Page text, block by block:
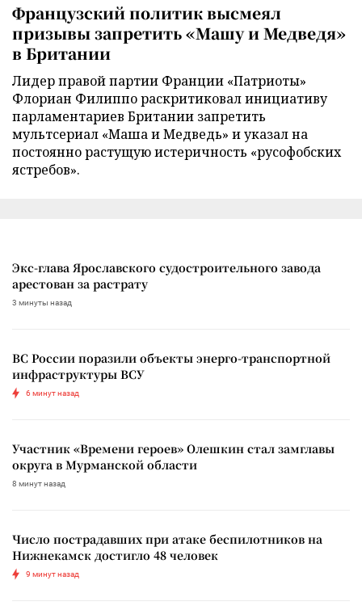
Французский политик высмеял
призывы запретить «Машу и Медведя»
в Британии
Лидер правой партии Франции «Патриоты»
Флориан Филиппо раскритиковал инициативу
парламентариев Британии запретить
мультсериал «Маша и Медведь» и указал на
постоянно растущую истеричность «русофобских
ястребов».
Экс-глава Ярославского судостроительного завода
арестован за растрату
3 минуты назад
ВС России поразили объекты энерго-транспортной
инфраструктуры ВСУ
6 минут назад
Участник «Времени героев» Олешкин стал замглавы
округа в Мурманской области
8 минут назад
Число пострадавших при атаке беспилотников на
Нижнекамск достигло 48 человек
9 минут назад